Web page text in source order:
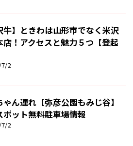
牛】ときわは山形市でなく米沢
店！アクセスと魅力５つ【登起
7/2
ん連れ【弥彦公園もみじ谷】
ポット無料駐車場情報
7/2